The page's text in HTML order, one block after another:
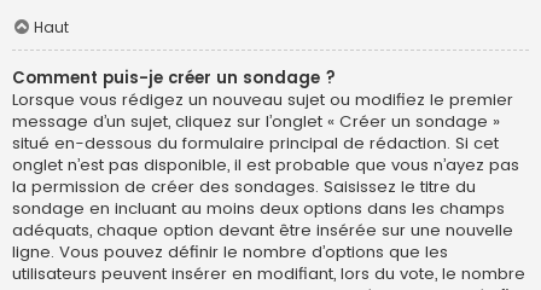
Haut
Comment puis-je créer un sondage ?
Lorsque vous rédigez un nouveau sujet ou modifiez le premier
message d’un sujet, cliquez sur l’onglet « Créer un sondage »
situé en-dessous du formulaire principal de rédaction. Si cet
onglet n’est pas disponible, il est probable que vous n’ayez pas
la permission de créer des sondages. Saisissez le titre du
sondage en incluant au moins deux options dans les champs
adéquats, chaque option devant être insérée sur une nouvelle
ligne. Vous pouvez définir le nombre d’options que les
utilisateurs peuvent insérer en modifiant, lors du vote, le nombre